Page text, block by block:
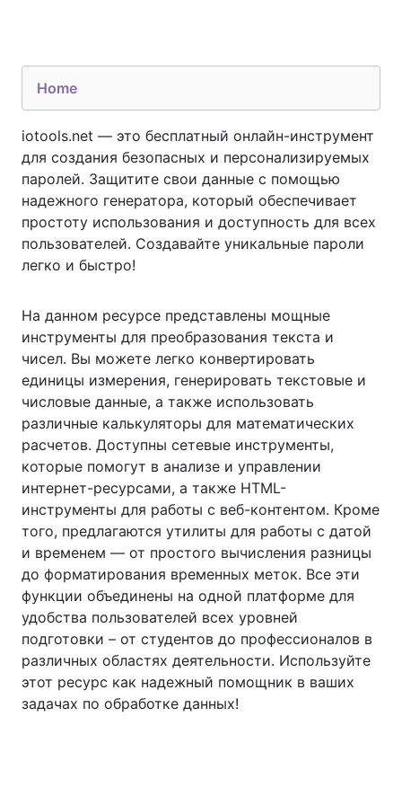
Home
iotools.net — это бесплатный онлайн-инструмент
для создания безопасных и персонализируемых
паролей. Защитите свои данные с помощью
надежного генератора, который обеспечивает
простоту использования и доступность для всех
пользователей. Создавайте уникальные пароли
легко и быстро!
На данном ресурсе представлены мощные
инструменты для преобразования текста и
чисел. Вы можете легко конвертировать
единицы измерения, генерировать текстовые и
числовые данные, а также использовать
различные калькуляторы для математических
расчетов. Доступны сетевые инструменты,
которые помогут в анализе и управлении
интернет-ресурсами, а также HTML-
инструменты для работы с веб-контентом. Кроме
того, предлагаются утилиты для работы с датой
и временем — от простого вычисления разницы
до форматирования временных меток. Все эти
функции объединены на одной платформе для
удобства пользователей всех уровней
подготовки – от студентов до профессионалов в
различных областях деятельности. Используйте
этот ресурс как надежный помощник в ваших
задачах по обработке данных!